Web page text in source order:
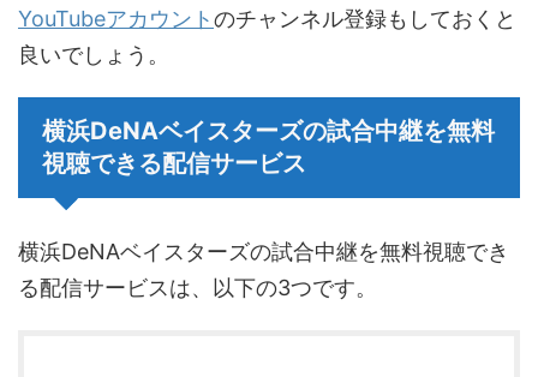
YouTubeアカウントのチャンネル登録もしておくと
良いでしょう。
横浜DeNAベイスターズの試合中継を無料
視聴できる配信サービス
横浜DeNAベイスターズの試合中継を無料視聴でき
る配信サービスは、以下の3つです。